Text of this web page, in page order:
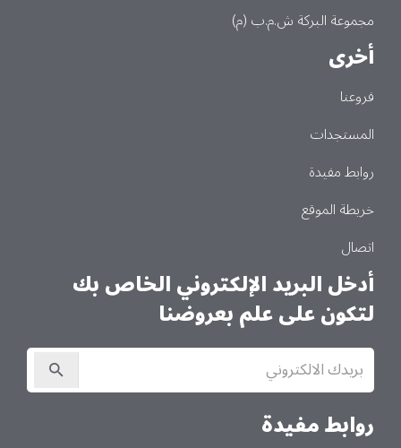
مجموعة البركة ش.م.ب (م)
أخرى
فروعنا
المستجدات
روابط مفيدة
خريطة الموقع
اتصال
أدخل البريد الإلكتروني الخاص بك
لتكون على علم بعروضنا
الاشتراك
في
النشرة
روابط مفيدة